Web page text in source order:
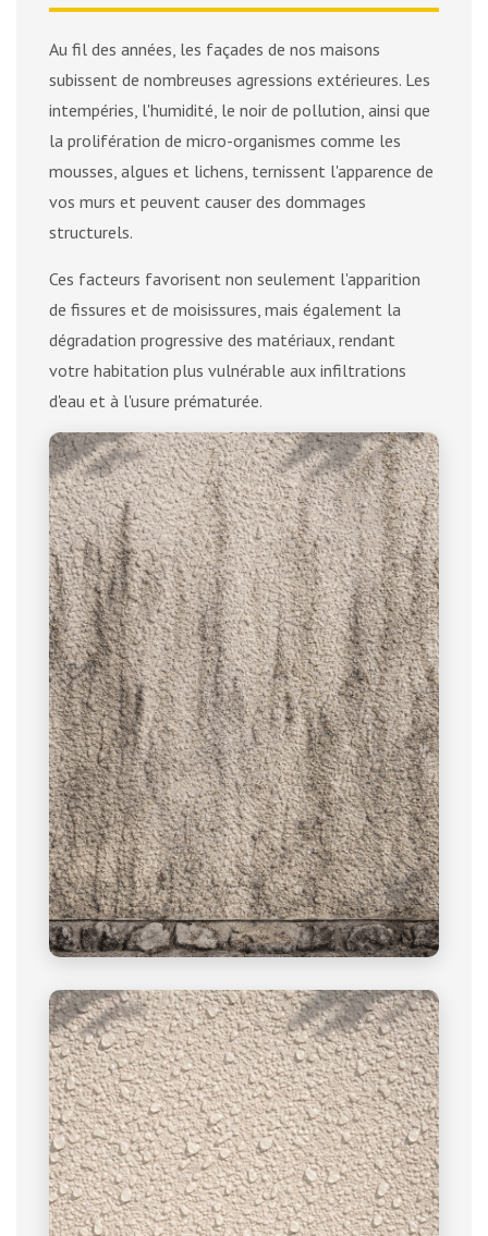
Au fil des années, les façades de nos maisons
subissent de nombreuses agressions extérieures. Les
intempéries, l'humidité, le noir de pollution, ainsi que
la prolifération de micro-organismes comme les
mousses, algues et lichens, ternissent l'apparence de
vos murs et peuvent causer des dommages
structurels.
Ces facteurs favorisent non seulement l'apparition
de fissures et de moisissures, mais également la
dégradation progressive des matériaux, rendant
votre habitation plus vulnérable aux infiltrations
d'eau et à l'usure prématurée.